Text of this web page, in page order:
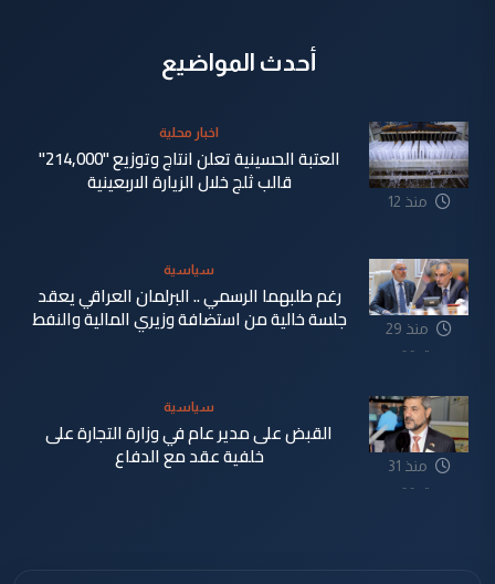
أحدث المواضيع
منذ 12
اخبار محلية
العتبة الحسينية تعلن انتاج وتوزيع "214,000"
قالب ثلج خلال الزيارة الاربعينية
منذ 29
دقيقة
سياسية
رغم طلبهما الرسمي .. البرلمان العراقي يعقد
جلسة خالية من استضافة وزيري المالية والنفط
منذ 31
دقيقة
سياسية
القبض على مدير عام في وزارة التجارة على
خلفية عقد مع الدفاع